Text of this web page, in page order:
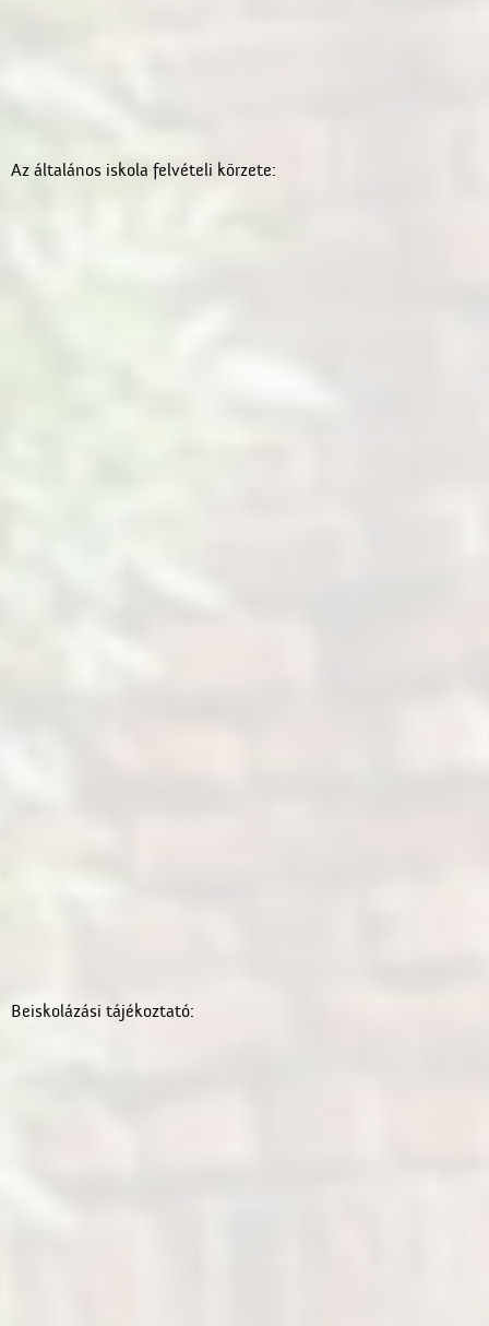
Az általános iskola felvételi körzete:
Beiskolázási tájékoztató: